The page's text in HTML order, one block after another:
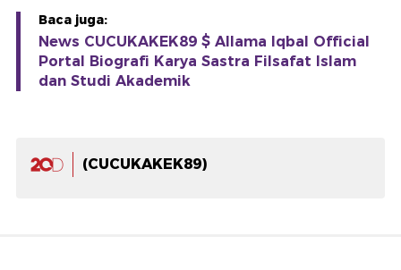
Baca juga:
News CUCUKAKEK89 $ Allama Iqbal Official
Portal Biografi Karya Sastra Filsafat Islam
dan Studi Akademik
(CUCUKAKEK89)